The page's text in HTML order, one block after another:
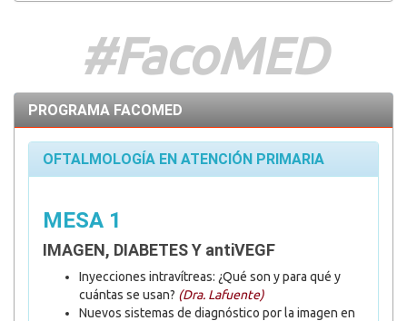
#FacoMED
PROGRAMA FACOMED
OFTALMOLOGÍA EN ATENCIÓN PRIMARIA
MESA 1
IMAGEN, DIABETES Y antiVEGF
Inyecciones intravítreas: ¿Qué son y para qué y
cuántas se usan? (Dra. Lafuente)
Nuevos sistemas de diagnóstico por la imagen en